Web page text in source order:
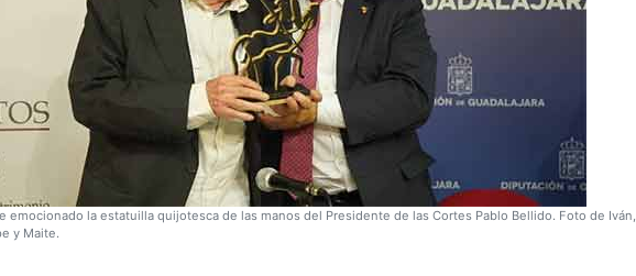
emocionado la estatuilla quijotesca de las manos del Presidente de las Cortes Pablo Bellido. Foto de Iván,
y Maite.